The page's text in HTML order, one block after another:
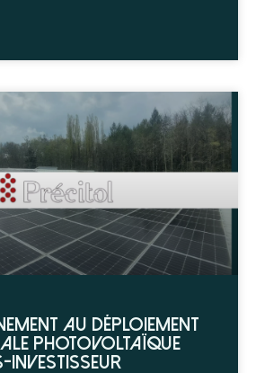
au déploiement
photovoltaïque
investisseur